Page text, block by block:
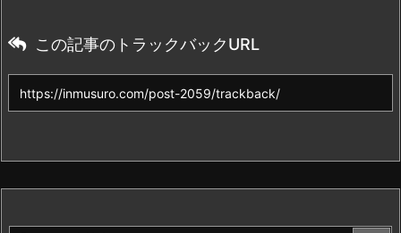
この記事のトラックバックURL